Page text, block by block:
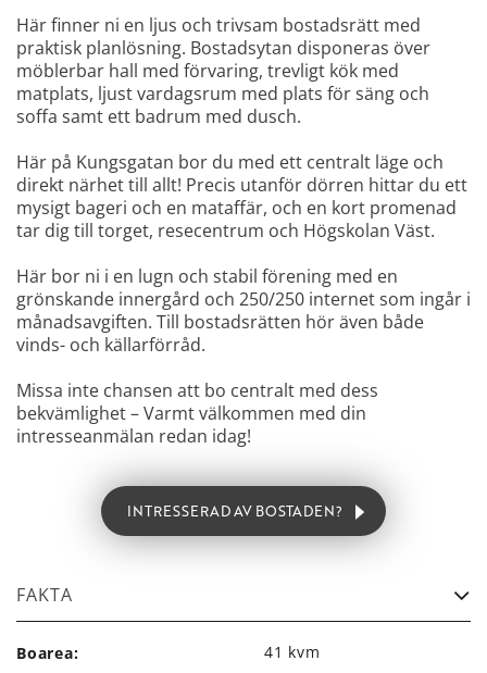
Här finner ni en ljus och trivsam bostadsrätt med
praktisk planlösning. Bostadsytan disponeras över
möblerbar hall med förvaring, trevligt kök med
matplats, ljust vardagsrum med plats för säng och
soffa samt ett badrum med dusch.
Här på Kungsgatan bor du med ett centralt läge och
direkt närhet till allt! Precis utanför dörren hittar du ett
mysigt bageri och en mataffär, och en kort promenad
tar dig till torget, resecentrum och Högskolan Väst.
Här bor ni i en lugn och stabil förening med en
grönskande innergård och 250/250 internet som ingår i
månadsavgiften. Till bostadsrätten hör även både
vinds- och källarförråd.
Missa inte chansen att bo centralt med dess
bekvämlighet – Varmt välkommen med din
intresseanmälan redan idag!
INTRESSERAD AV BOSTADEN?
FAKTA
Boarea: 41 kvm